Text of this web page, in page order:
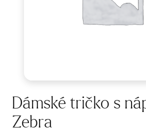
Dámské tričko s
Zebra